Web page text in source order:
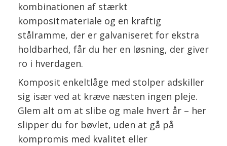
kombinationen af stærkt
kompositmateriale og en kraftig
stålramme, der er galvaniseret for ekstra
holdbarhed, får du her en løsning, der giver
ro i hverdagen.
Komposit enkeltlåge med stolper adskiller
sig især ved at kræve næsten ingen pleje.
Glem alt om at slibe og male hvert år – her
slipper du for bøvlet, uden at gå på
kompromis med kvalitet eller